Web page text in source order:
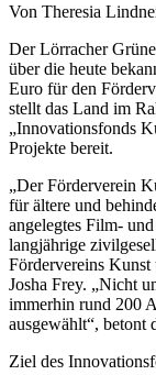
Von Theresia
Der Lörracher
über die heute
Euro für den
stellt das Land im
„Innovationsfonds
Projekte bereit.
„Der Förderverein
für ältere und
angelegtes Film-
langjährige
Fördervereins
Josha Frey. „Nicht
immerhin rund 200
ausgewählt“, betont
Ziel des